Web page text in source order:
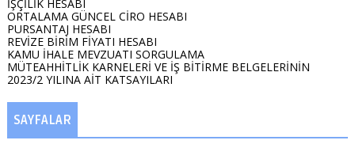
İŞÇİLİK HESABI
ORTALAMA GÜNCEL CİRO HESABI
PURSANTAJ HESABI
REVİZE BİRİM FİYATI HESABI
KAMU İHALE MEVZUATI SORGULAMA
MÜTEAHHİTLİK KARNELERİ VE İŞ BİTİRME BELGELERİNİN
2023/2 YILINA AİT KATSAYILARI
SAYFALAR